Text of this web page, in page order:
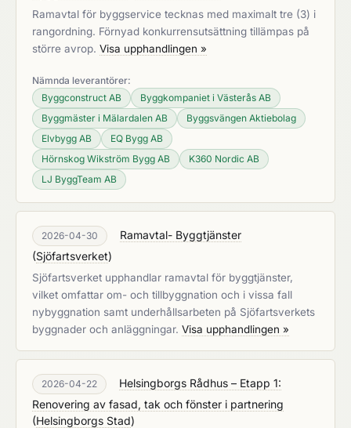
Ramavtal för byggservice tecknas med maximalt tre (3) i
rangordning. Förnyad konkurrensutsättning tillämpas på
större avrop. Visa upphandlingen »
Nämnda leverantörer:
Byggconstruct AB
Byggkompaniet i Västerås AB
Byggmäster i Mälardalen AB
Byggsvängen Aktiebolag
Elvbygg AB
EQ Bygg AB
Hörnskog Wikström Bygg AB
K360 Nordic AB
LJ ByggTeam AB
2026-04-30
Ramavtal- Byggtjänster
(Sjöfartsverket)
Sjöfartsverket upphandlar ramavtal för byggtjänster,
vilket omfattar om- och tillbyggnation och i vissa fall
nybyggnation samt underhållsarbeten på Sjöfartsverkets
byggnader och anläggningar. Visa upphandlingen »
2026-04-22
Helsingborgs Rådhus – Etapp 1:
Renovering av fasad, tak och fönster i partnering
(Helsingborgs Stad)